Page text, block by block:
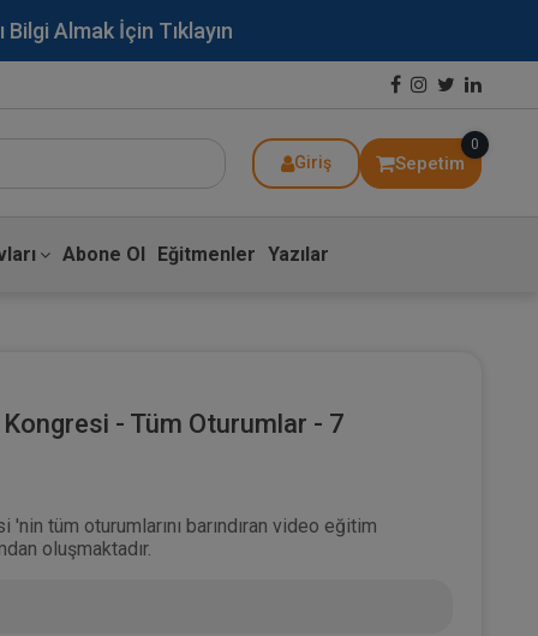
Almak İçin Tıklayın
Giriş Sepetim
0
Abone Ol Eğitmenler Yazılar
- Tüm Oturumlar - 7
tüm oturumlarını barındıran video eğitim
oluşmaktadır.